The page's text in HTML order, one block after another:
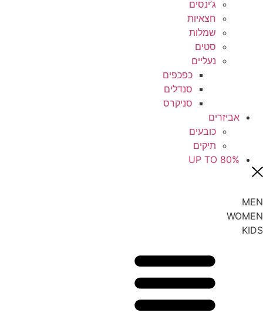
ג’ינסים
חצאיות
שמלות
סטים
נעליים
כפכפים
סנדלים
סניקרס
אביזרים
כובעים
תיקים
UP TO 80%
MEN
WOMEN
KIDS